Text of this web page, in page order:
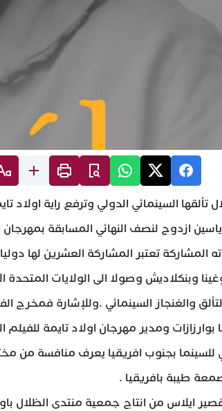
السينمائي الدولي وترفع راية اولاد
ازدوح لنصف النهائي المسابقة بمهرجان
ان هاته المشاركة تعتبر المشاركة العشرين
وبنكلاديش وصولا الى الولايات المتحدة
والغنجاز السينمائي .وللإشارة فمخرج
ومدير مهرجان اولاد تايمة للفيلم
طيبة بافريقيا .
ايلاس من انتاج جمعية منتدى الظلال